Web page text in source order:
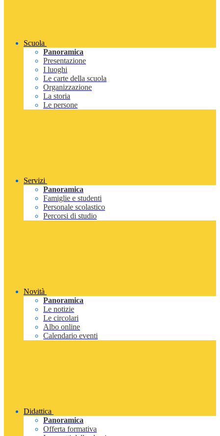
Scuola
Panoramica
Presentazione
I luoghi
Le carte della scuola
Organizzazione
La storia
Le persone
Servizi
Panoramica
Famiglie e studenti
Personale scolastico
Percorsi di studio
Novità
Panoramica
Le notizie
Le circolari
Albo online
Calendario eventi
Didattica
Panoramica
Offerta formativa